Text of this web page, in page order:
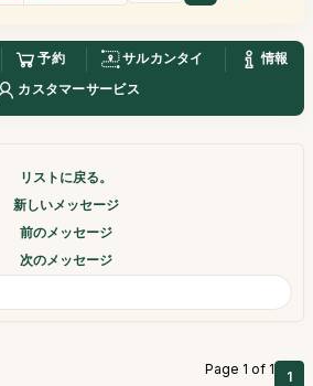
予約 サルカンタイ
情報
カスタマーサービス
リストに戻る。
新しいメッセージ
前のメッセージ
次のメッセージ
Page 1 of 1 1